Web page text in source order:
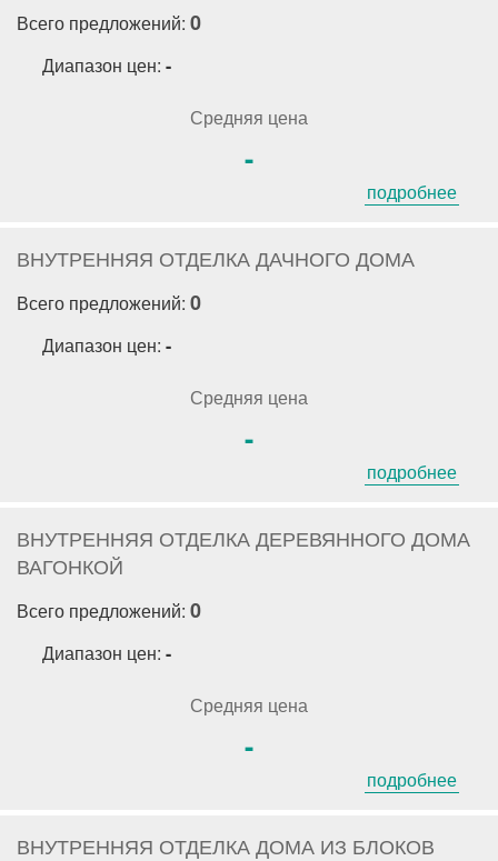
Всего предложений: 0
Диапазон цен: -
Средняя цена
-
подробнее
ВНУТРЕННЯЯ ОТДЕЛКА ДАЧНОГО ДОМА
Всего предложений: 0
Диапазон цен: -
Средняя цена
-
подробнее
ВНУТРЕННЯЯ ОТДЕЛКА ДЕРЕВЯННОГО ДОМА
ВАГОНКОЙ
Всего предложений: 0
Диапазон цен: -
Средняя цена
-
подробнее
ВНУТРЕННЯЯ ОТДЕЛКА ДОМА ИЗ БЛОКОВ